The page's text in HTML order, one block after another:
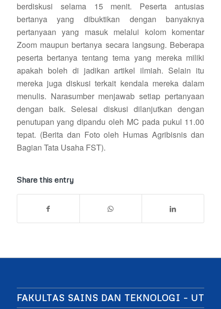
berdiskusi selama 15 menit. Peserta antusias
bertanya yang dibuktikan dengan banyaknya
pertanyaan yang masuk melalui kolom komentar
Zoom maupun bertanya secara langsung. Beberapa
peserta bertanya tentang tema yang mereka miliki
apakah boleh di jadikan artikel ilmiah. Selain itu
mereka juga diskusi terkait kendala mereka dalam
menulis. Narasumber menjawab setiap pertanyaan
dengan baik. Selesai diskusi dilanjutkan dengan
penutupan yang dipandu oleh MC pada pukul 11.00
tepat. (Berita dan Foto oleh Humas Agribisnis dan
Bagian Tata Usaha FST).
Share this entry
FAKULTAS SAINS DAN TEKNOLOGI – UT